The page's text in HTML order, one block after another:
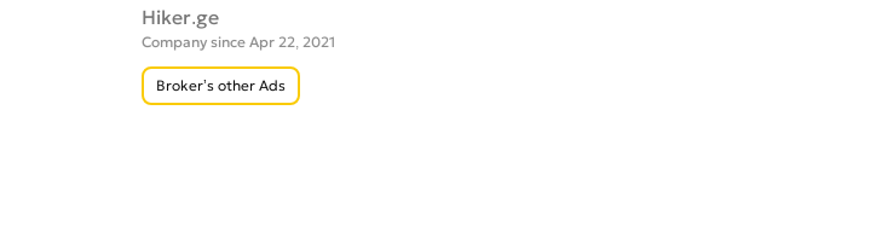
Hiker.ge
Company since Apr 22, 2021
Broker’s other Ads